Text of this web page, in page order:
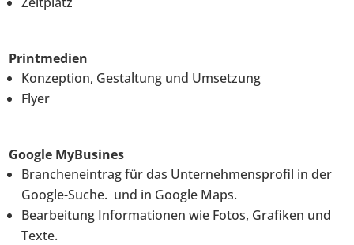
Printmedien
Konzeption, Gestaltung und Umsetzung
Flyer
Google MyBusines
Brancheneintrag für das Unternehmensprofil in der
Google-Suche. und in Google Maps.
Bearbeitung Informationen wie Fotos, Grafiken und
Texte.